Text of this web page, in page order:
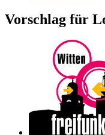
Vorschlag für